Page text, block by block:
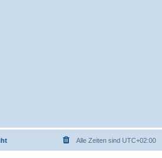
Alle Zeiten sind UTC+02:00